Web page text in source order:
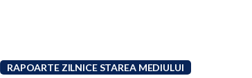
RAPOARTE ZILNICE STAREA MEDIULUI